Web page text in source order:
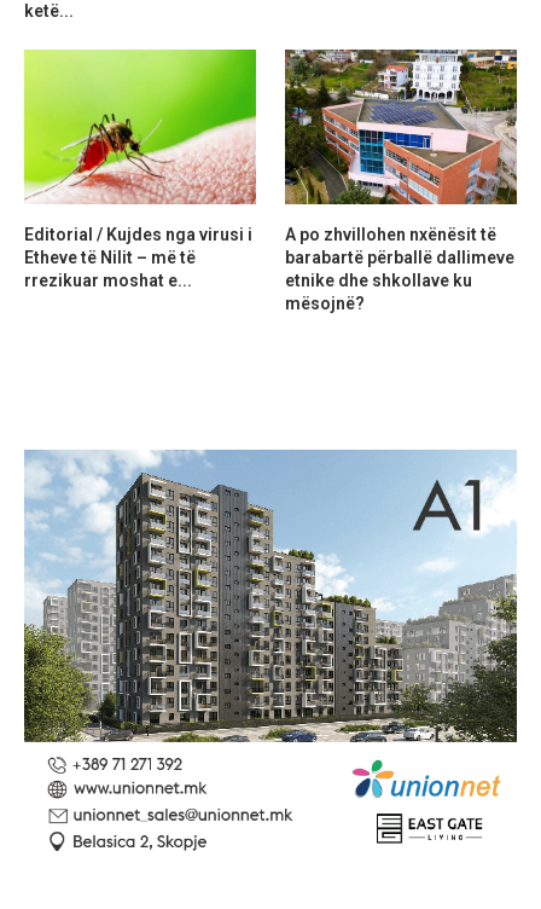
ketë...
Editorial / Kujdes nga virusi i
Etheve të Nilit – më të
rrezikuar moshat e...
A po zhvillohen nxënësit të
barabartë përballë dallimeve
etnike dhe shkollave ku
mësojnë?